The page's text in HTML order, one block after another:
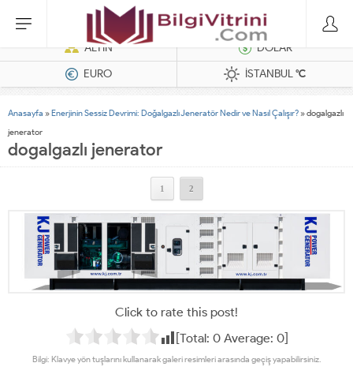
Hatasız Operasyonlar İçin Barkod Yazıcı ve Otomasyon Sistemleri
ALTIN
DOLAR
EURO
İSTANBUL°C
Anasayfa »Enerjinin Sessiz Devrimi: Doğalgazlı Jeneratör Nedir ve Nasıl Çalışır? »dogalgazlı
jenerator
dogalgazlı jenerator
1 2
Click to rate this post!
[Total: 0Average: 0]
Bilgi: Klavye yön tuşlarını kullanarak galeri resimleri arasında geçiş yapabilirsiniz.